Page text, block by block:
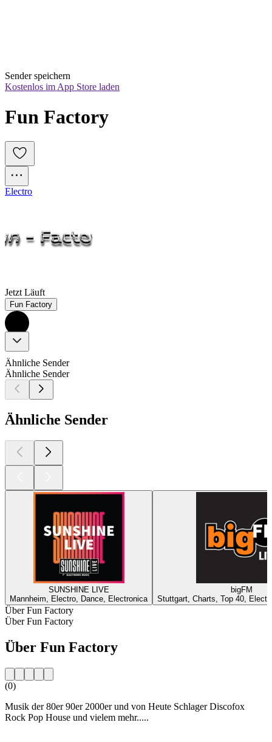
Sender speichern
Kostenlos im App Store laden
Fun Factory
Electro
Jetzt Läuft
Fun Factory
Ähnliche Sender
Ähnliche Sender
Ähnliche Sender
SUNSHINE LIVE
Mannheim, Electro, Dance, Electronica
bigFM
Stuttgart, Charts, Top 40,
Über Fun Factory
Über Fun Factory
Über Fun Factory
(0)
Musik der 80er 90er 2000er und von Heute Schlager Discofox
Rock Pop House und vielem mehr.....